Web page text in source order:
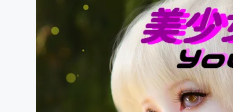
アート・写真
テクノロジー・ガジェット
映像・映画
ビジネス・起業